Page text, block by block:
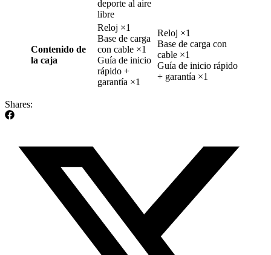
deporte al aire
libre
Contenido de
la caja
Reloj ×1
Base de carga
con cable ×1
Guía de inicio
rápido +
garantía ×1
Reloj ×1
Base de carga con
cable ×1
Guía de inicio rápido
+ garantía ×1
Shares: